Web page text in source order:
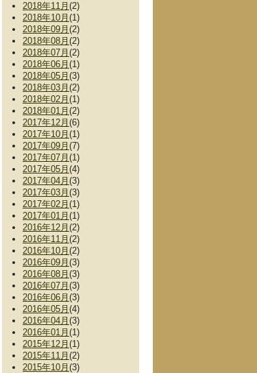
2018年11月 (2)
2018年10月 (1)
2018年09月 (2)
2018年08月 (2)
2018年07月 (2)
2018年06月 (1)
2018年05月 (3)
2018年03月 (2)
2018年02月 (1)
2018年01月 (2)
2017年12月 (6)
2017年10月 (1)
2017年09月 (7)
2017年07月 (1)
2017年05月 (4)
2017年04月 (3)
2017年03月 (3)
2017年02月 (1)
2017年01月 (1)
2016年12月 (2)
2016年11月 (2)
2016年10月 (2)
2016年09月 (3)
2016年08月 (3)
2016年07月 (3)
2016年06月 (3)
2016年05月 (4)
2016年04月 (3)
2016年01月 (1)
2015年12月 (1)
2015年11月 (2)
2015年10月 (3)